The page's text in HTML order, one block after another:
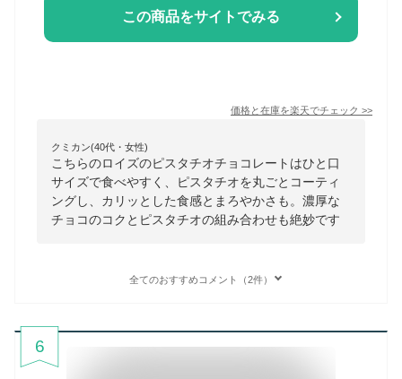
この商品をサイトでみる
価格と在庫を楽天でチェック >>
クミカン(40代・女性)
こちらのロイズのピスタチオチョコレートはひと口
サイズで食べやすく、ピスタチオを丸ごとコーティ
ングし、カリッとした食感とまろやかさも。濃厚な
チョコのコクとピスタチオの組み合わせも絶妙です
全てのおすすめコメント（2件）
6